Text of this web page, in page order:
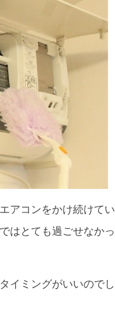
アコンをかけ続けてい
はとても過ごせなかっ
イミングがいいのでし